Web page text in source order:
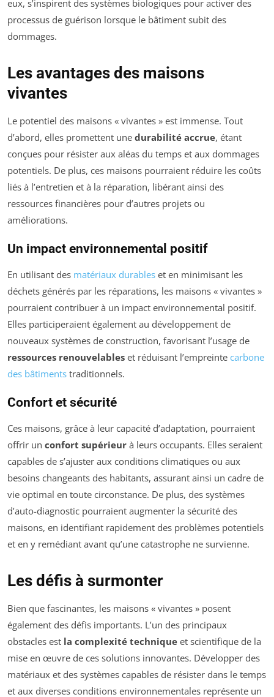
eux, s’inspirent des systèmes biologiques pour activer des
processus de guérison lorsque le bâtiment subit des
dommages.
Les avantages des maisons
vivantes
Le potentiel des maisons « vivantes » est immense. Tout
d’abord, elles promettent une durabilité accrue, étant
conçues pour résister aux aléas du temps et aux dommages
potentiels. De plus, ces maisons pourraient réduire les coûts
liés à l’entretien et à la réparation, libérant ainsi des
ressources financières pour d’autres projets ou
améliorations.
Un impact environnemental positif
En utilisant des matériaux durables et en minimisant les
déchets générés par les réparations, les maisons « vivantes »
pourraient contribuer à un impact environnemental positif.
Elles participeraient également au développement de
nouveaux systèmes de construction, favorisant l’usage de
ressources renouvelables et réduisant l’empreinte carbone
des bâtiments traditionnels.
Confort et sécurité
Ces maisons, grâce à leur capacité d’adaptation, pourraient
offrir un confort supérieur à leurs occupants. Elles seraient
capables de s’ajuster aux conditions climatiques ou aux
besoins changeants des habitants, assurant ainsi un cadre de
vie optimal en toute circonstance. De plus, des systèmes
d’auto-diagnostic pourraient augmenter la sécurité des
maisons, en identifiant rapidement des problèmes potentiels
et en y remédiant avant qu’une catastrophe ne survienne.
Les défis à surmonter
Bien que fascinantes, les maisons « vivantes » posent
également des défis importants. L’un des principaux
obstacles est la complexité technique et scientifique de la
mise en œuvre de ces solutions innovantes. Développer des
matériaux et des systèmes capables de résister dans le temps
et aux diverses conditions environnementales représente un